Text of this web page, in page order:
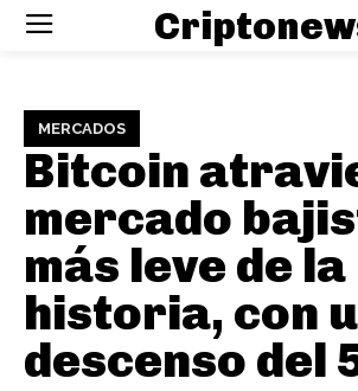
MERCADOS
Bitcoin
mercado
más leve de la
historia, con
descenso del